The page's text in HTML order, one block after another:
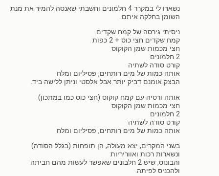
נשארו לי במקרר 4 חלמונים וחשבתי שאנסה להמיר את מנת
השומן בחלקה איתם.
ניסיתי גירסה של קמח שקדים
קמח שקדים חצי כוס + 2 כפות
חצי מכמות שמן הקוקוס
2 חלמונים
קורט סודה לשתיה
אותה כמות של מים רותחים, פסיליום ומלח
הבצק אומנם דביק יותר אבל אלסטי וניתן ללישה ביד.
אותה ורסיה עם קמח קוקוס (חצי כוס כמו במתכון)
חצי מכמות שמן הקוקוס
2 חלמונים
קורט סודה לשתיה
אותה כמות של מים רותחים, פסיליום ומלח
בשני המקרים, יצא מעולה, הן תופחות (בגלל הסודה)
ונשארות רכות ואווריריות
והבונוס, שיש 2 חלבונים שאפשר לעשות מהם חביתה
ולהכניס לפיתה.